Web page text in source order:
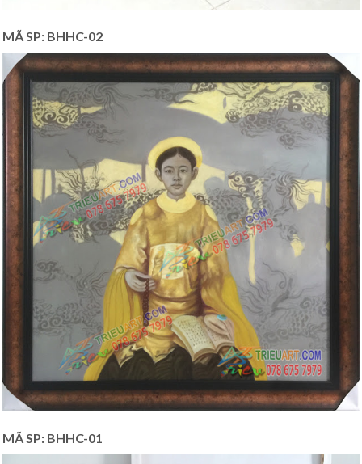
MÃ SP: BHHC-02
MÃ SP: BHHC-01